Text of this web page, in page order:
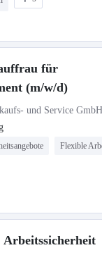
für
(m/w/d)
und Service GmbH
Flexible